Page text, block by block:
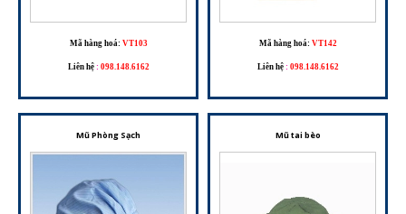
Mã hàng hoá: VT103
Liên hệ : 098.148.6162
Mã hàng hoá: VT142
Liên hệ : 098.148.6162
Mũ Phòng Sạch Mũ tai bèo